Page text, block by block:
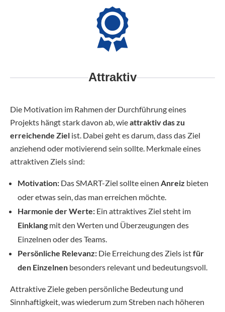
Attraktiv
Die Motivation im Rahmen der Durchführung eines
Projekts hängt stark davon ab, wieattraktiv das zu
erreichende Ziel ist. Dabei geht es darum, dass das Ziel
anziehend oder motivierend sein sollte. Merkmale eines
attraktiven Ziels sind:
Motivation: Das SMART-Ziel sollte einen Anreiz bieten
oder etwas sein, das man erreichen möchte.
Harmonie der Werte: Ein attraktives Ziel steht im
Einklang mit den Werten und Überzeugungen des
Einzelnen oder des Teams.
Persönliche Relevanz: Die Erreichung des Ziels istfür
den Einzelnen besonders relevant und bedeutungsvoll.
Attraktive Ziele geben persönliche Bedeutung und
Sinnhaftigkeit, was wiederum zum Streben nach höheren